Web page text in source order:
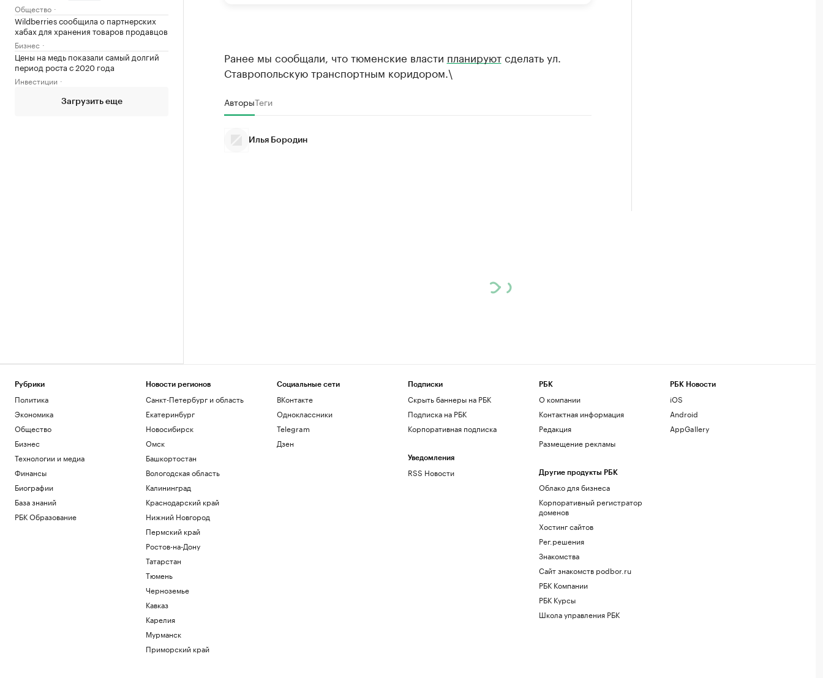
Общество
Wildberries сообщила о партнерских
хабах для хранения товаров продавцов
Бизнес
Цены на медь показали самый долгий
период роста с 2020 года
Инвестиции
Загрузить еще
Ранее мы сообщали, что тюменские власти планируютсделать ул.
Ставропольскую транспортным коридором.\
АвторыТеги
Илья Бородин
Рубрики
Политика
Экономика
Общество
Бизнес
Технологии и медиа
Финансы
Биографии
База знаний
РБК Образование
Новости регионов
Санкт-Петербург и область
Екатеринбург
Новосибирск
Омск
Башкортостан
Вологодская область
Калининград
Краснодарский край
Нижний Новгород
Пермский край
Ростов-на-Дону
Татарстан
Тюмень
Черноземье
Кавказ
Карелия
Мурманск
Приморский край
Социальные сети
ВКонтакте
Одноклассники
Telegram
Дзен
Подписки
Скрыть баннеры на РБК
Подписка на РБК
Корпоративная подписка
Уведомления
RSS Новости
РБК
О компании
Контактная информация
Редакция
Размещение рекламы
Другие продукты РБК
Облако для бизнеса
Корпоративный регистратор
доменов
Хостинг сайтов
Рег.решения
Знакомства
Сайт знакомств podbor.ru
РБК Компании
РБК Курсы
Школа управления РБК
РБК Новости
iOS
Android
AppGallery